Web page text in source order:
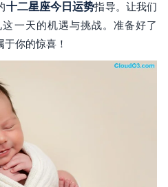
十二星座今日运势指导。让我们
一天的机遇与挑战。准备好了
你的惊喜！